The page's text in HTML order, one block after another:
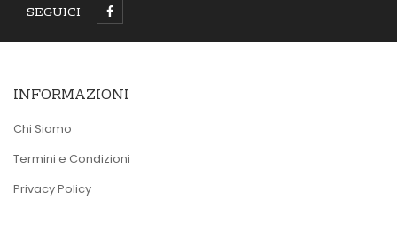
SEGUICI
INFORMAZIONI
Chi Siamo
Termini e Condizioni
Privacy Policy